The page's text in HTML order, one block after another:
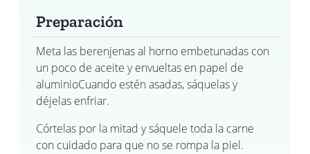
Preparación
Meta las berenjenas al horno embetunadas con
un poco de aceite y envueltas en papel de
aluminioCuando estén asadas, sáquelas y
déjelas enfriar.
Córtelas por la mitad y sáquele toda la carne
con cuidado para que no se rompa la piel.